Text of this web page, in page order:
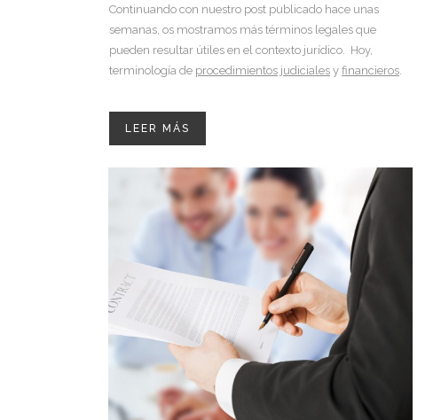
Continuando con nuestro post publicado hace unas
semanas, os mostramos más términos legales que
pueden resultar útiles en el contexto jurídico. Hoy,
terminología de procedimientos judiciales y financieros
LEER MÁS